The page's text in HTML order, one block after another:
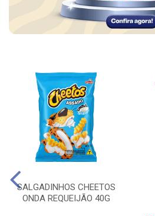
SALGADINHOS CHEETOS
ONDA REQUEIJÃO 40G